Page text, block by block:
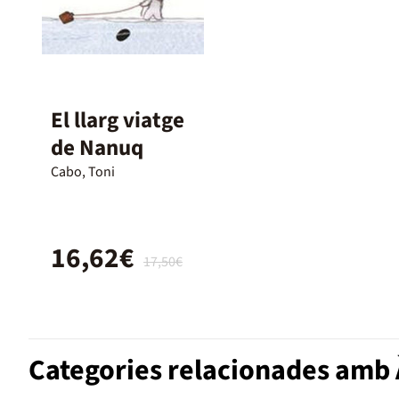
El llarg viatge
de Nanuq
Cabo, Toni
17,50€
16,62€
Categories relacionades